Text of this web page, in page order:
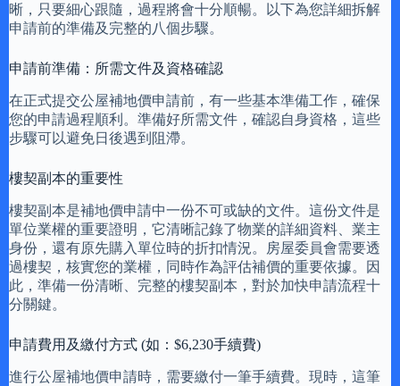
晰，只要細心跟隨，過程將會十分順暢。以下為您詳細拆解
申請前的準備及完整的八個步驟。
申請前準備：所需文件及資格確認
在正式提交公屋補地價申請前，有一些基本準備工作，確保
您的申請過程順利。準備好所需文件，確認自身資格，這些
步驟可以避免日後遇到阻滯。
樓契副本的重要性
樓契副本是補地價申請中一份不可或缺的文件。這份文件是
單位業權的重要證明，它清晰記錄了物業的詳細資料、業主
身份，還有原先購入單位時的折扣情況。房屋委員會需要透
過樓契，核實您的業權，同時作為評估補價的重要依據。因
此，準備一份清晰、完整的樓契副本，對於加快申請流程十
分關鍵。
申請費用及繳付方式 (如：$6,230手續費)
進行公屋補地價申請時，需要繳付一筆手續費。現時，這筆